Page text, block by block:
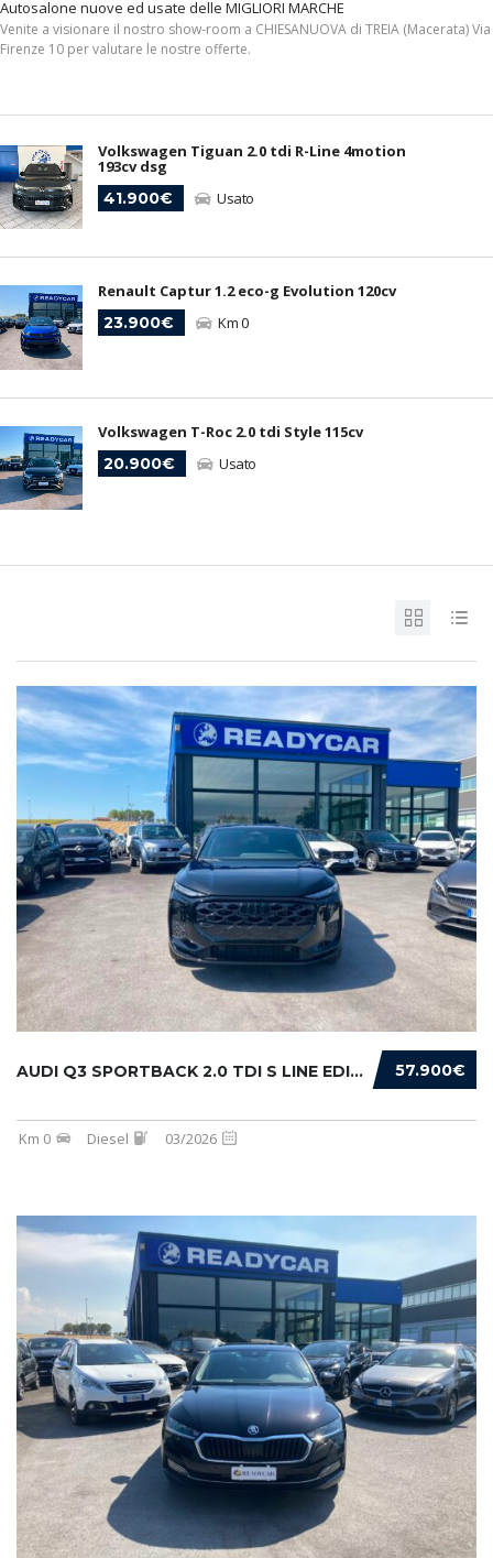
Autosalone nuove ed usate delle MIGLIORI MARCHE
Venite a visionare il nostro show-room a CHIESANUOVA di TREIA (Macerata) Via
Firenze 10 per valutare le nostre offerte.
Volkswagen Tiguan 2.0 tdi R-Line 4motion
193cv dsg
41.900€
Usato
Renault Captur 1.2 eco-g Evolution 120cv
23.900€
Km 0
Volkswagen T-Roc 2.0 tdi Style 115cv
20.900€
Usato
57.900€
AUDI Q3 SPORTBACK 2.0 TDI S LINE EDITION 150...
Km 0 Diesel 03/2026